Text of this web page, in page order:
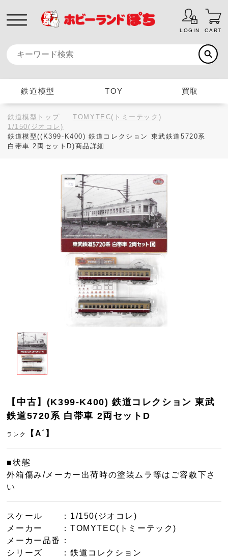
LOGIN CART
鉄道模型 TOY 買取
鉄道模型トップ
TOMYTEC(トミーテック)
1/150(ジオコレ)
鉄道模型((K399-K400) 鉄道コレクション 東武鉄道5720系
白帯車 2両セットD)商品詳細
【中古】(K399-K400) 鉄道コレクション 東武
鉄道5720系 白帯車 2両セットD
ランク 【A´】
■状態
外箱傷み/メーカー出荷時の塗装ムラ等はご容赦下さ
い
スケール
：1/150(ジオコレ)
メーカー
：TOMYTEC(トミーテック)
メーカー品番
：
シリーズ
：鉄道コレクション